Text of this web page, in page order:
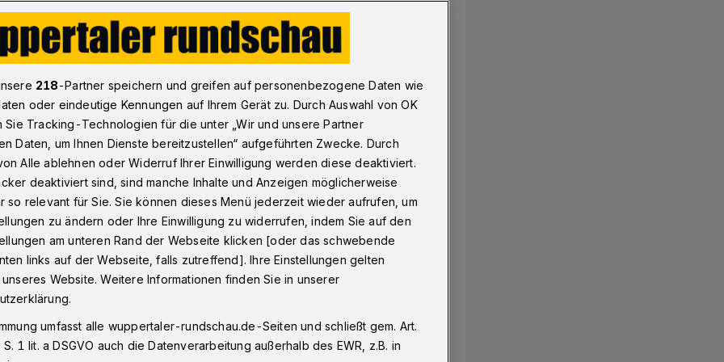
Regionalligist WSV tifft am Freitag auf Köln II
II
weiße
trifft der Fußball-Regionalligist
Februar 2024) um 19:30 Uhr im
des 1. FC Köln. Die Rot-
in diesem Jahr behalten.
218-Partner speichern und greifen auf personenbezogene Daten wie
oder eindeutige Kennungen auf Ihrem Gerät zu. Durch Auswahl von OK
Sie Tracking-Technologien für die unter „Wir und unsere Partner
Daten, um Ihnen Dienste bereitzustellen“ aufgeführten Zwecke. Durch
Alle ablehnen oder Widerruf Ihrer Einwilligung werden diese deaktiviert.
deaktiviert sind, sind manche Inhalte und Anzeigen möglicherweise
so relevant für Sie. Sie können dieses Menü jederzeit wieder aufrufen, um
zu ändern oder Ihre Einwilligung zu widerrufen, indem Sie auf den
am unteren Rand der Webseite klicken [oder das schwebende
links auf der Webseite, falls zutreffend]. Ihre Einstellungen gelten
Website. Weitere Informationen finden Sie in unserer
umfasst alle wuppertaler-rundschau.de-Seiten und schließt gem. Art.
1 lit. a DSGVO auch die Datenverarbeitung außerhalb des EWR, z.B. in